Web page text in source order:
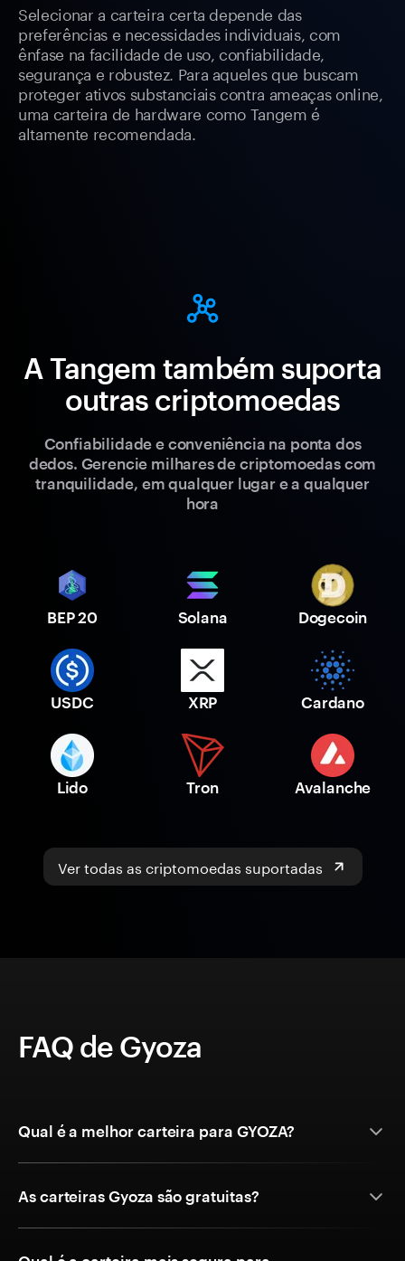
Selecionar a carteira certa depende das
preferências e necessidades individuais, com
ênfase na facilidade de uso, confiabilidade,
segurança e robustez. Para aqueles que buscam
proteger ativos substanciais contra ameaças online,
uma carteira de hardware como Tangem é
altamente recomendada.
A Tangem também suporta
outras criptomoedas
Confiabilidade e conveniência na ponta dos
dedos. Gerencie milhares de criptomoedas com
tranquilidade, em qualquer lugar e a qualquer
hora
BEP 20 Solana Dogecoin
USDC XRP Cardano
Lido Tron Avalanche
Ver todas as criptomoedas suportadas
FAQ de Gyoza
Qual é a melhor carteira para GYOZA?
As carteiras Gyoza são gratuitas?